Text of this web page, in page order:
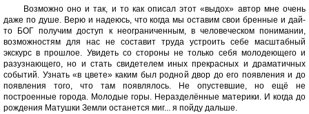
Возможно оно и так, и то как описал этот «выдох» автор мне очень
даже по душе. Верю и надеюсь, что когда мы оставим свои бренные и дай-
то БОГ получим доступ к неограниченным, в человеческом понимании,
возможностям для нас не составит труда устроить себе масштабный
экскурс в прошлое. Увидеть со стороны не только себя молодеющего и
разузнающего, но и стать свидетелем иных прекрасных и драматичных
событий. Узнать «в цвете» каким был родной двор до его появления и до
появления того, что там появлялось. Не опустевшие, но ещё не
построенные города. Молодые горы. Неразделённые материки. И когда до
рождения Матушки Земли останется миг... я пойду дальше.